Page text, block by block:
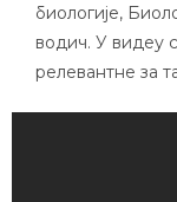
биологије,
водич. У видеу
релевантне за